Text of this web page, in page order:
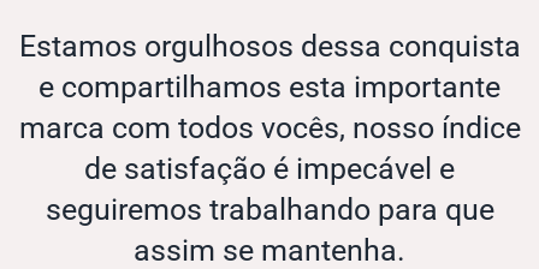
Estamos orgulhosos dessa conquista
e compartilhamos esta importante
marca com todos vocês, nosso índice
de satisfação é impecável e
seguiremos trabalhando para que
assim se mantenha.